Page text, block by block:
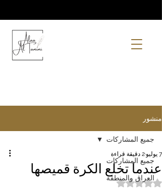
منشور
جميع المشاركات
العراق والمنطقة
جميع المشاركات
عندما تخلع الكرة قميصها
7 يوليو 2 دقيقة قراءة
تم التقييم بـ ليس رقمًا من أصل 5 نجوم.